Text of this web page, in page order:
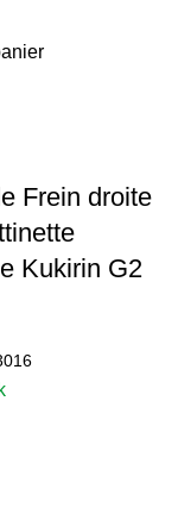
Frein droite
Kukirin G2